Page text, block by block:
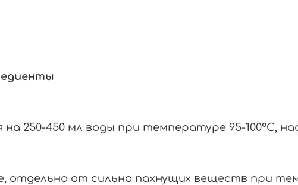
на 250-450 мл воды при температуре 95-100°С,
отдельно от сильно пахнущих веществ при